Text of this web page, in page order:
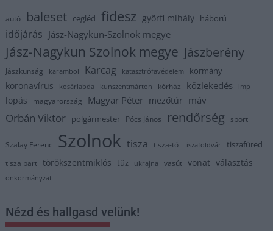
autó baleset cegléd fidesz györfi mihály háború
időjárás Jász-Nagykun-Szolnok megye
Jász-Nagykun Szolnok megye Jászberény
Jászkunság karambol Karcag katasztrófavédelem kormány
koronavírus kosárlabda kunszentmárton kórház közlekedés lmp
lopás magyarország Magyar Péter mezőtúr máv
Orbán Viktor polgármester Pócs János rendőrség sport
Szalay Ferenc Szolnok tisza tisza-tó tiszaföldvár tiszafüred
tisza part törökszentmiklós tűz ukrajna vasút vonat választás
önkormányzat
Nézd és hallgasd velünk!